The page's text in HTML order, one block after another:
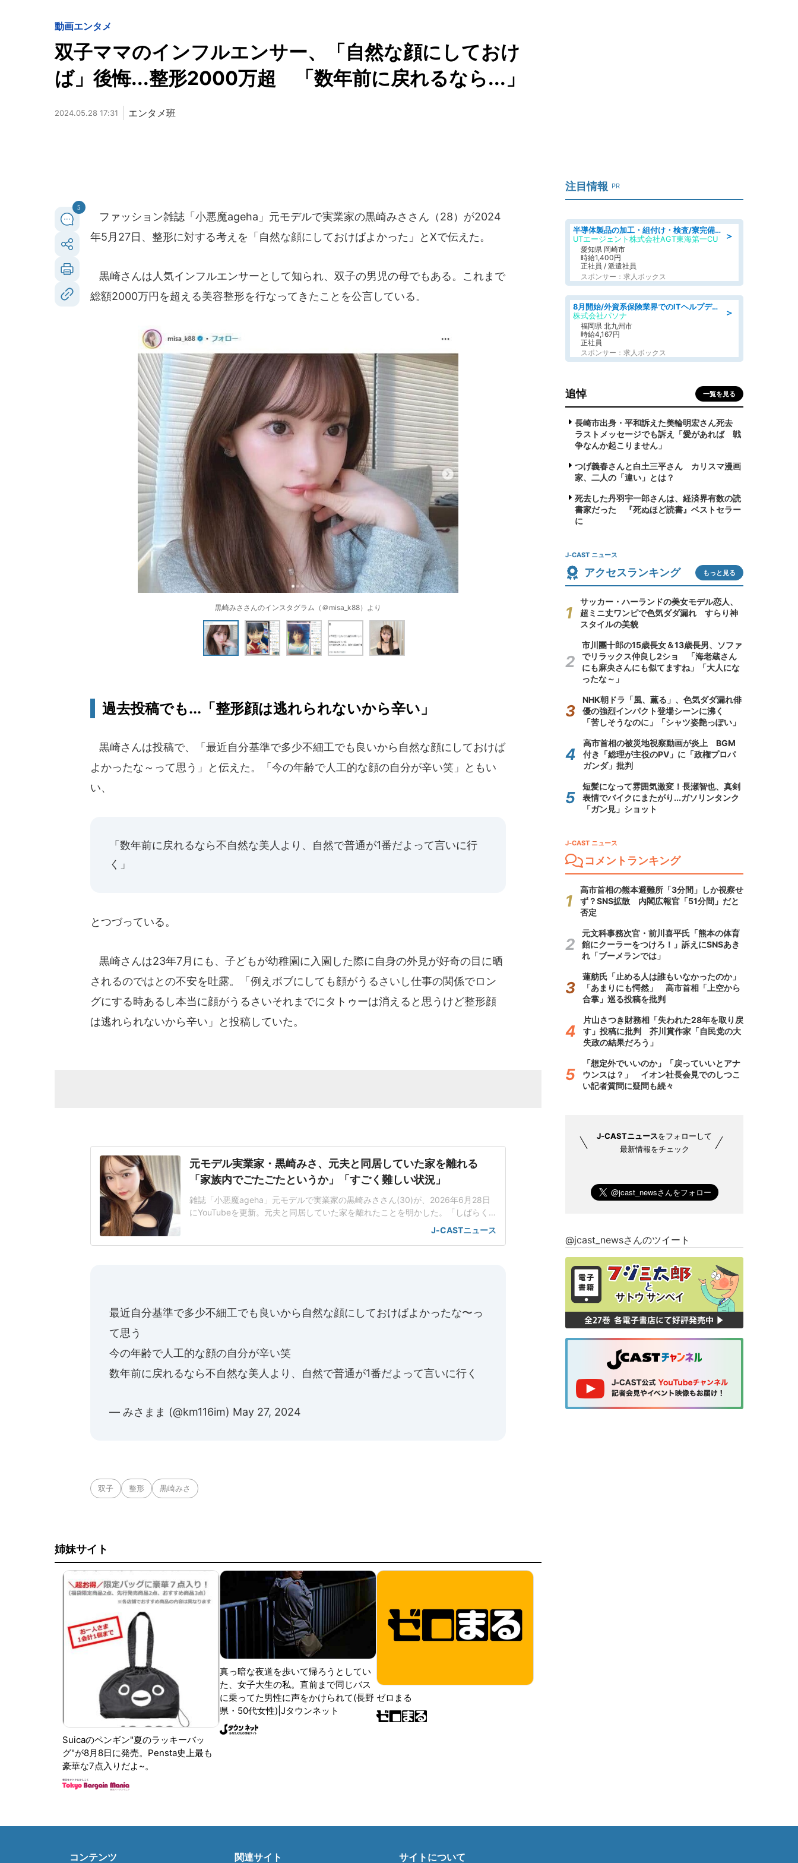
動画エンタメ
双子ママのインフルエンサー、「自然な顔にしておけ
ば」後悔...整形2000万超 「数年前に戻れるなら...」
2024.05.28 17:31 エンタメ班
5
ファッション雑誌「小悪魔ageha」元モデルで実業家の黒崎みささん（28）が2024
年5月27日、整形に対する考えを「自然な顔にしておけばよかった」とXで伝えた。
黒崎さんは人気インフルエンサーとして知られ、双子の男児の母でもある。これまで
総額2000万円を超える美容整形を行なってきたことを公言している。
黒崎みささんのインスタグラム（＠misa_k88）より
過去投稿でも...「整形顔は逃れられないから辛い」
黒崎さんは投稿で、「最近自分基準で多少不細工でも良いから自然な顔にしておけば
よかったな～って思う」と伝えた。「今の年齢で人工的な顔の自分が辛い笑」ともい
い、
「数年前に戻れるなら不自然な美人より、自然で普通が1番だよって言いに行
く」
とつづっている。
黒崎さんは23年7月にも、子どもが幼稚園に入園した際に自身の外見が好奇の目に晒
されるのではとの不安を吐露。「例えボブにしても顔がうるさいし仕事の関係でロン
グにする時あるし本当に顔がうるさいそれまでにタトゥーは消えると思うけど整形顔
は逃れられないから辛い」と投稿していた。
元モデル実業家・黒崎みさ、元夫と同居していた家を離れる
「家族内でごたごたというか」「すごく難しい状況」
雑誌「小悪魔ageha」元モデルで実業家の黒崎みささん(30)が、2026年6月28日
にYouTubeを更新。元夫と同居していた家を離れたことを明かした。「しばらく
はおうちの中での撮影は難しい」黒崎さんは23年1月、結婚と、双子を出産してい
たことを発表。26年3月、YouTubeで「去年のうちに離婚をしておりました」と公
J-CASTニュース
最近自分基準で多少不細工でも良いから自然な顔にしておけばよかったな〜っ
て思う
今の年齢で人工的な顔の自分が辛い笑
数年前に戻れるなら不自然な美人より、自然で普通が1番だよって言いに行く
— みさまま (@km116im) May 27, 2024
双子 整形 黒崎みさ
姉妹サイト
Suicaのペンギン"夏のラッキーバッ
グ"が8月8日に発売。Pensta史上最も
豪華な7点入りだよ~。
真っ暗な夜道を歩いて帰ろうとしてい
た、女子大生の私。直前まで同じバス
に乗ってた男性に声をかけられて(長野
県・50代女性)|Jタウンネット
ゼロまる
注目情報 PR
＞
半導体製品の加工・組付け・検査/寮完備/日勤/日払い/工場・製造
UTエージェント株式会社AGT東海第一CU
愛知県 岡崎市
時給1,400円
正社員 / 派遣社員
スポンサー：求人ボックス
＞
8月開始/外資系保険業界でのITヘルプデスク業務/駅近/即日勤務可/ヘルプデスク
株式会社パソナ
福岡県 北九州市
時給4,167円
正社員
スポンサー：求人ボックス
追悼 一覧を見る
長崎市出身・平和訴えた美輪明宏さん死去
ラストメッセージでも訴え「愛があれば 戦
争なんか起こりません」
つげ義春さんと白土三平さん カリスマ漫画
家、二人の「違い」とは？
死去した丹羽宇一郎さんは、経済界有数の読
書家だった 『死ぬほど読書』ベストセラー
に
J-CAST ニュース
アクセスランキング もっと見る
サッカー・ハーランドの美女モデル恋人、
超ミニ丈ワンピで色気ダダ漏れ すらり神
スタイルの美貌
市川團十郎の15歳長女＆13歳長男、ソファ
でリラックス仲良し2ショ 「海老蔵さん
にも麻央さんにも似てますね」「大人にな
ったな～」
NHK朝ドラ「風、薫る」、色気ダダ漏れ俳
優の強烈インパクト登場シーンに沸く
「苦しそうなのに」「シャツ姿艶っぽい」
高市首相の被災地視察動画が炎上 BGM
付き「総理が主役のPV」に「政権プロパ
ガンダ」批判
短髪になって雰囲気激変！長瀬智也、真剣
表情でバイクにまたがり...ガソリンタンク
「ガン見」ショット
J-CAST ニュース
コメントランキング
高市首相の熊本避難所「3分間」しか視察せ
ず？SNS拡散 内閣広報官「51分間」だと
否定
元文科事務次官・前川喜平氏「熊本の体育
館にクーラーをつけろ！」訴えにSNSあき
れ「ブーメランでは」
蓮舫氏「止める人は誰もいなかったのか」
「あまりにも愕然」 高市首相「上空から
合掌」巡る投稿を批判
片山さつき財務相「失われた28年を取り戻
す」投稿に批判 芥川賞作家「自民党の大
失政の結果だろう」
「想定外でいいのか」「戻っていいとアナ
ウンスは？」 イオン社長会見でのしつこ
い記者質問に疑問も続々
J-CASTニュースをフォローして
最新情報をチェック
@jcast_newsさんのツイート
コンテンツ 関連サイト サイトについて